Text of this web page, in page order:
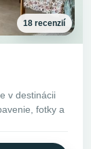
18 recenzií
v destinácii
fotky a